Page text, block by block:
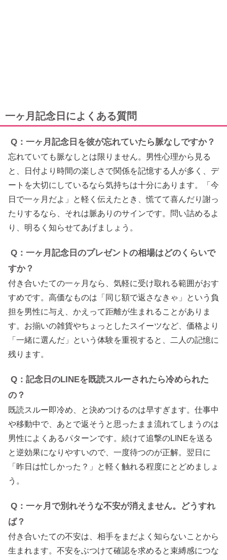
一ヶ月記念日によくある質問
Q：一ヶ月記念日を彼が忘れていたら脈なしですか？
忘れていても脈なしとは限りません。男性心理から見る
と、日付より時間の楽しさで関係を記憶する人が多く、デ
ートを大切にしているなら気持ちは十分にあります。「今
日で一ヶ月だよ」と軽く伝えたとき、慌てて喜んだり謝っ
たりするなら、それは脈ありのサインです。問い詰めるよ
り、明るく知らせてあげましょう。
Q：一ヶ月記念日のプレゼントの相場はどのくらいで
すか？
付き合いたての一ヶ月なら、気軽に受け取れる範囲がおす
すめです。高価なものは「同じ額で返さなきゃ」という負
担を男性に与え、かえって距離が生まれることがありま
す。お揃いの雑貨やちょっとしたスイーツなど、価格より
「一緒に選んだ」という体験を重視すると、二人の記憶に
残ります。
Q：記念日のLINEを既読スルーされたら冷められた
の？
既読スルー即冷め、と決めつけるのは早すぎます。仕事中
や移動中で、あとで返そうと思ったまま流れてしまうのは
男性によくあるパターンです。続けて追撃のLINEを送る
と逆効果になりやすいので、一度待つのが正解。翌日に
「昨日は忙しかった？」と軽く触れる程度にとどめましょ
う。
Q：一ヶ月で別れそうな不安が消えません。どうすれ
ば？
付き合いたての不安は、相手をまだよく知らないことから
生まれます。不安をぶつけて確認を求めると束縛感につな